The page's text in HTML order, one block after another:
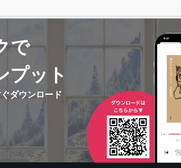
で
プット
ダウンロード